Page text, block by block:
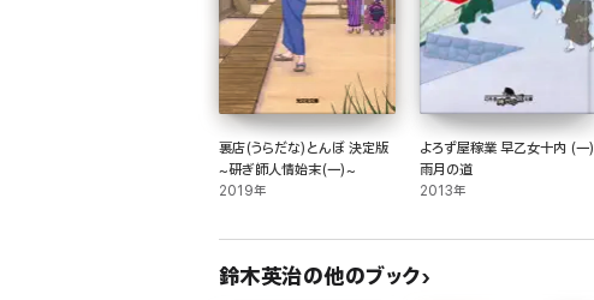
裏店(うらだな)とんぼ 決定版
~研ぎ師人情始末(一)~
2019年
よろず屋稼業 早乙女十内 (一)
雨月の道
2013年
鈴木英治の他のブック